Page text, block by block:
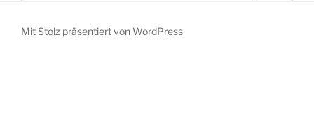
Mit Stolz präsentiert von WordPress